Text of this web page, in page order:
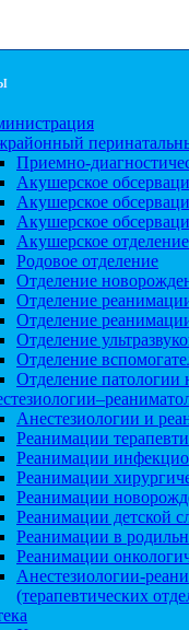
Приемно-
Акушерское
Акушерское
Акушерское
Акушерское
Родовое отделение
Отделение
Отделение
Отделение
Отделение
Отделение
Отделение
Анестезиологии и
Реанимации
Реанимации
Реанимации
Реанимации
Реанимации детской
Реанимации в
Реанимации
Анестезиологии-
(терапевтических